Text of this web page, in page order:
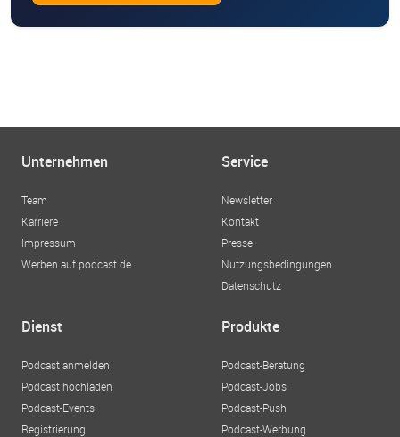
Unternehmen
Team
Karriere
Impressum
Werben auf podcast.de
Service
Newsletter
Kontakt
Presse
Nutzungsbedingungen
Datenschutz
Dienst
Podcast anmelden
Podcast hochladen
Podcast-Events
Registrierung
Produkte
Podcast-Beratung
Podcast-Jobs
Podcast-Push
Podcast-Werbung